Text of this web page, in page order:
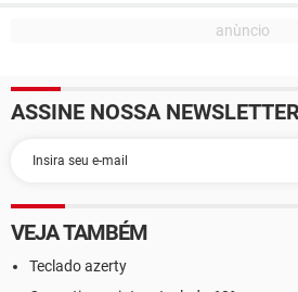
ASSINE NOSSA
VEJA TAMBÉM
Teclado azerty